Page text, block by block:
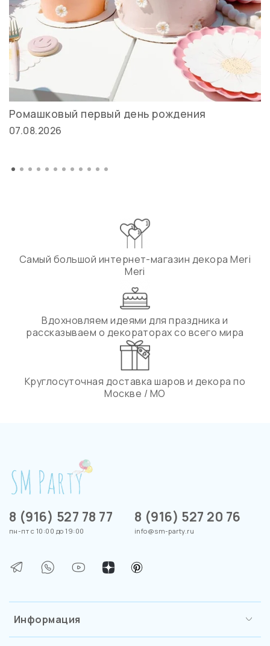
Ромашковый первый день рождения
07.08.2026
Самый большой интернет-магазин декора Meri
Meri
Вдохновляем идеями для праздника и
рассказываем о декораторах со всего мира
Круглосуточная доставка шаров и декора по
Москве / МО
Информация
8 (916) 527 78 77
пн-пт с 10:00 до 19:00
8 (916) 527 20 76
info@sm-party.ru